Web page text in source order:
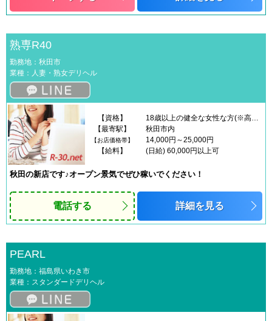
熟専R40
勤務地：秋田市
業種：人妻・熟女デリヘル
【資格】
【最寄駅】
秋田市内
【お店価格帯】
14,000円～25,000円
【給料】
(日給) 60,000円以上可
秋田の新店です♪オープン景気でぜひ稼いでください！
電話する 詳細を見る
PEARL
勤務地：福島県いわき市
業種：スタンダードデリヘル